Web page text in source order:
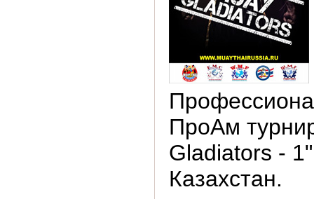
ПроАм
Gladiators -
Казахстан.